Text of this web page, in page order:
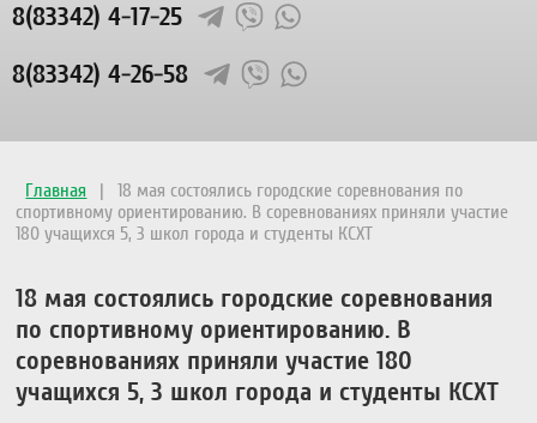
8(83342) 4-17-25
8(83342) 4-26-58
Главная |
18 мая состоялись городские соревнования по
спортивному ориентированию. В соревнованиях приняли участие
180 учащихся 5, 3 школ города и студенты КСХТ
18 мая состоялись городские соревнования
по спортивному ориентированию. В
соревнованиях приняли участие 180
учащихся 5, 3 школ города и студенты КСХТ